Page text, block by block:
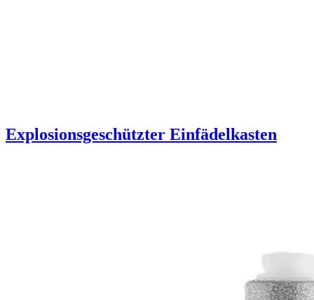
Explosionsgeschützter Einfädelkasten